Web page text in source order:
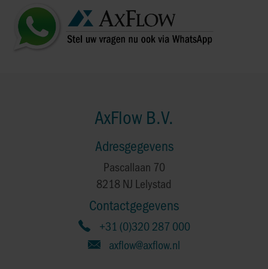
AxFlow B.V.
Adresgegevens
Pascallaan 70
8218 NJ Lelystad
Contactgegevens
+31 (0)320 287 000
axflow@axflow.nl